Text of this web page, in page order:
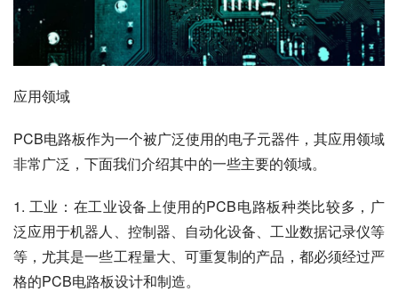
应用领域
PCB电路板作为一个被广泛使用的电子元器件，其应用领域
非常广泛，下面我们介绍其中的一些主要的领域。
1. 工业：在工业设备上使用的PCB电路板种类比较多，广
泛应用于机器人、控制器、自动化设备、工业数据记录仪等
等，尤其是一些工程量大、可重复制的产品，都必须经过严
格的PCB电路板设计和制造。